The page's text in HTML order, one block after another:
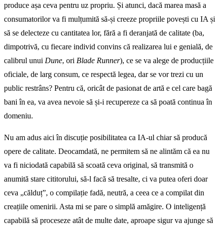
produce așa ceva pentru uz propriu. Și atunci, dacă marea masă a
consumatorilor va fi mulțumită să-și creeze propriile povești cu IA și
să se delecteze cu cantitatea lor, fără a fi deranjată de calitate (ba,
dimpotrivă, cu fiecare individ convins că realizarea lui e genială, de
calibrul unui Dune, ori Blade Runner), ce se va alege de producțiile
oficiale, de larg consum, ce respectă legea, dar se vor trezi cu un
public restrâns? Pentru că, oricât de pasionat de artă e cel care bagă
bani în ea, va avea nevoie să și-i recupereze ca să poată continua în
domeniu.
Nu am adus aici în discuție posibilitatea ca IA-ul chiar să producă
opere de calitate. Deocamdată, ne permitem să ne alintăm că ea nu
va fi niciodată capabilă să scoată ceva original, să transmită o
anumită stare cititorului, să-l facă să tresalte, ci va putea oferi doar
ceva „călduț”, o compilație fadă, neutră, a ceea ce a compilat din
creațiile omenirii. Asta mi se pare o simplă amăgire. O inteligență
capabilă să proceseze atât de multe date, aproape sigur va ajunge să